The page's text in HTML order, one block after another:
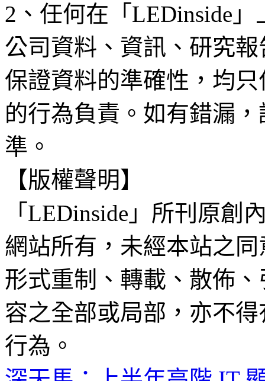
2、任何在「LEDinside
公司資料、資訊、研究
保證資料的準確性，均
的行為負責。如有錯漏
準。
【版權聲明】
「LEDinside」所刊原創
網站所有，未經本站之
形式重制、轉載、散佈
容之全部或局部，亦不
行為。